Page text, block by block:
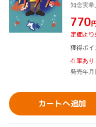
知念実希
¥770
定価よ
獲得ポイ
在庫あり
発売年
カートへ追加